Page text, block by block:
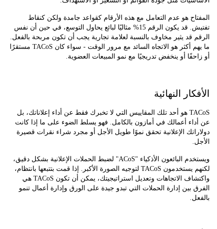
هو عدم التعامل مع هذه الأرقام كقواعد جامدة ولكن كنقاط
تفتيش. قد يكون الرقم 15% مثاليًا لبائع يحاول التوسع، في حين أن نفس
قد يثير مخاوف بالنسبة لعلامة تجارية يجب أن تكون مربحة بالفعل.
ما يهم أكثر هو الاتجاه السائد مع مرور الوقت - سواء كان TACoS مستقرًا
أو ينخفض تدريجيًا مع نمو المبيعات العضوية.
النهائية
TACoS هو أحد تلك المقاييس التي لا تخبرك فقط عن أداء إعلاناتك، بل
أعمالك في أمازون بالكامل. فهو يسلط الضوء على ما إذا كانت
الإعلانية تحقق نموًا طويل الأجل أو مجرد شراء نقرات قصيرة
ويستخدم البائعون الأذكياء "ACoS" لضبط الحملات الإعلانية بشكل دقيق،
لكنهم يستخدمون TACoS لتوجيه الصورة الأكبر. إذا قمت بتتبعها بانتظام،
واكتشاف الاتجاهات وتعديل استراتيجيتك، يمكن أن تكون TACoS هي
بين إدارة الحملات التي تبدو جيدة على الورق وإدارة أعمال تنمو